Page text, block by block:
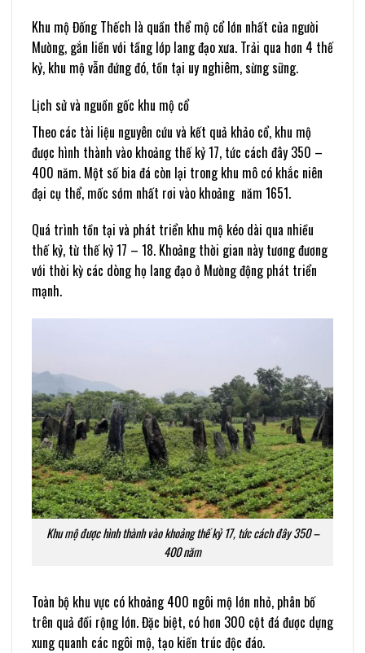
Khu mộ Đống Thếch là quần thể mộ cổ lớn nhất của người
Mường, gắn liền với tầng lớp lang đạo xưa. Trải qua hơn 4 thế
kỷ, khu mộ vẫn đứng đó, tồn tại uy nghiêm, sừng sững.
Lịch sử và nguồn gốc khu mộ cổ
Theo các tài liệu nguyên cứu và kết quả khảo cổ, khu mộ
được hình thành vào khoảng thế kỷ 17, tức cách đây 350 –
400 năm. Một số bia đá còn lại trong khu mô có khắc niên
đại cụ thể, mốc sớm nhất rơi vào khoảng năm 1651.
Quá trình tồn tại và phát triển khu mộ kéo dài qua nhiều
thế kỷ, từ thế kỷ 17 – 18. Khoảng thời gian này tương đương
với thời kỳ các dòng họ lang đạo ở Mường động phát triển
mạnh.
Khu mộ được hình thành vào khoảng thế kỷ 17, tức cách đây 350 –
400 năm
Toàn bộ khu vực có khoảng 400 ngôi mộ lớn nhỏ, phân bố
trên quả đồi rộng lớn. Đặc biệt, có hơn 300 cột đá được dựng
xung quanh các ngôi mộ, tạo kiến trúc độc đáo.